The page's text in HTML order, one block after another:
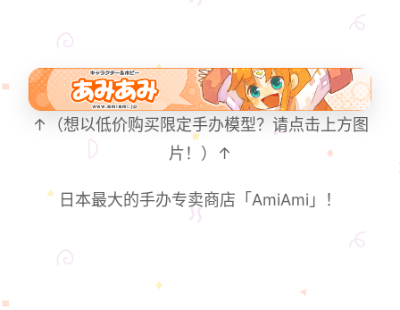
↑（想以低价购买限定手办模型？请点击上方图
片！）↑
日本最大的手办专卖商店「AmiAmi」！